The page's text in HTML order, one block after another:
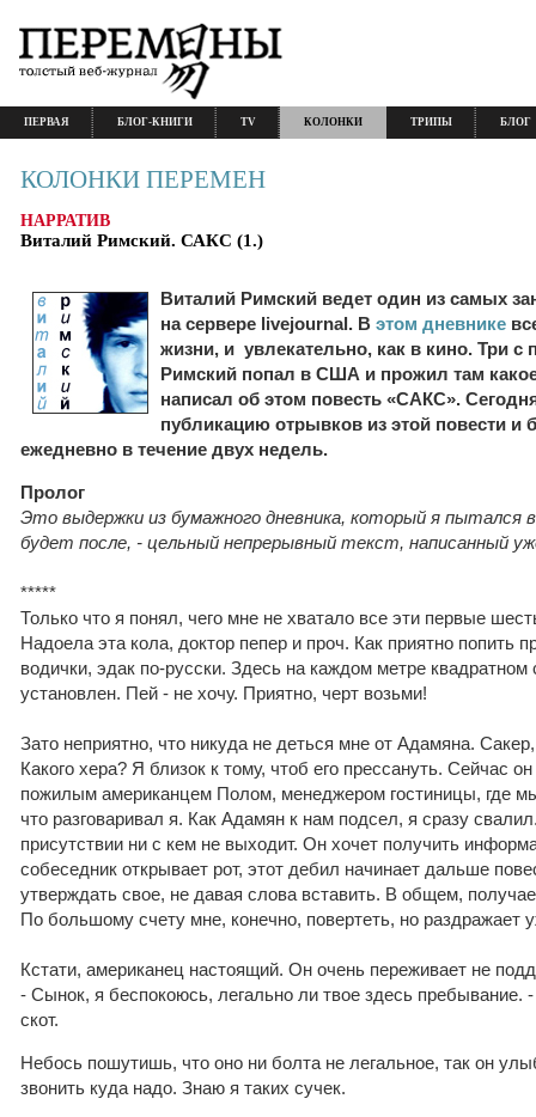
ПЕРВАЯ БЛОГ-КНИГИ TV КОЛОНКИ ТРИПЫ БЛОГ
КОЛОНКИ ПЕРЕМЕН
НАРРАТИВ
Виталий Римский. САКС (1.)
Виталий Римский ведет один из самых
на сервере livejournal. В этом дневнике
жизни, и увлекательно, как в кино. Три с
Римский попал в США и прожил там
написал об этом повесть «САКС».
публикацию отрывков из этой повести и
ежедневно в течение двух недель.
Пролог
Это выдержки из бумажного дневника, который я
будет после, - цельный непрерывный текст, написанный
*****
Только что я понял, чего мне не хватало все эти первые
Надоела эта кола, доктор пепер и проч. Как приятно попить
водички, эдак по-русски. Здесь на каждом метре
установлен. Пей - не хочу. Приятно, черт возьми!
Зато неприятно, что никуда не деться мне от Адамяна.
Какого хера? Я близок к тому, чтоб его прессануть. Сейчас
пожилым американцем Полом, менеджером гостиницы, где
что разговаривал я. Как Адамян к нам подсел, я сразу
присутствии ни с кем не выходит. Он хочет получить
собеседник открывает рот, этот дебил начинает дальше
утверждать свое, не давая слова вставить. В общем,
По большому счету мне, конечно, повертеть, но раздражает
Кстати, американец настоящий. Он очень переживает не
- Сынок, я беспокоюсь, легально ли твое здесь пребывание.
скот.
Небось пошутишь, что оно ни болта не легальное, так он
звонить куда надо. Знаю я таких сучек.